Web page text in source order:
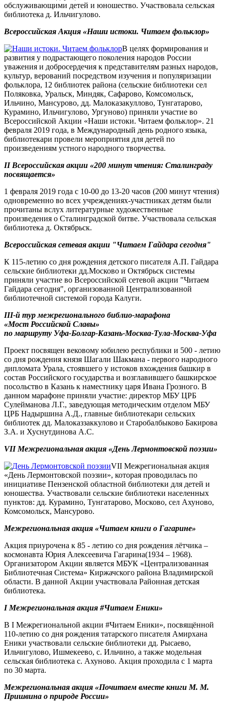
обслуживающими детей и юношество. Участвовала сельская
библиотека д. Ильчигулово.
Всероссийская Акция «Наши истоки. Читаем фольклор»
В целях формирования и
развития у подрастающего поколения народов России
уважения и добросердечия к представителям разных народов,
культур, верований посредством изучения и популяризации
фольклора, 12 библиотек района (сельские библиотеки сел
Поляковка, Уральск, Миндяк, Сафарово, Комсомольск,
Ильчино, Мансурово, дд. Малоказакуллово, Тунгатарово,
Курамино, Ильчигулово, Ургуново) приняли участие во
Всероссийской Акции «Наши истоки. Читаем фольклор». 21
февраля 2019 года, в Международный день родного языка,
библиотекари провели мероприятия для детей по
произведениям устного народного творчества.
II Всероссийская акции «200 минут чтения: Сталинграду
посвящается»
1 февраля 2019 года с 10-00 до 13-20 часов (200 минут чтения)
одновременно во всех учреждениях-участниках детям были
прочитаны вслух литературные художественные
произведения о Сталинградской битве. Участвовала сельская
библиотека д. Октябрьск.
Всероссийская сетевая акции "Читаем Гайдара сегодня"
К 115-летию со дня рождения детского писателя А.П. Гайдара
сельские библиотеки дд.Москово и Октябрьск системы
приняли участие во Всероссийской сетевой акции "Читаем
Гайдара сегодня", организованной Централизованной
библиотечной системой города Калуги.
III-й тyр межрегионального библио-марафона
«Мост Российской Славы»
по маршруту Уфа-Болгар-Казань-Москва-Тула-Москва-Уфа
Проект посвящен вековому юбилею республики и 500 - летию
со дня рождения князя Шагали Шакмана - первого народного
дипломата Урала, стоявшего у истоков вхождения башкир в
состав Российского государства и возглавившего башкирское
посольство в Казань к наместнику царя Ивана Грозного. В
данном марафоне приняли участие: директор МБУ ЦРБ
Сулейманова Л.Г., заведующая методическим отделом МБУ
ЦРБ Надыршина А.Д., главные библиотекари сельских
библиотек дд. Малоказзаккулово и Старобалбыково Бакирова
З.А. и Хуснутдинова А.С.
VII Межрегиональная акция «День Лермонтовской поэзии»
VII Межрегиональная акция
«День Лермонтовской поэзии», которая проводилась по
инициативе Пензенской областной библиотеки для детей и
юношества. Участвовали сельские библиотеки населенных
пунктов: дд. Курамино, Тунгатарово, Москово, сел Ахуново,
Комсомольск, Мансурово.
Межрегиональная акция «Читаем книги о Гагарине»
Акция приурочена к 85 - летию со дня рождения лётчика –
космонавта Юрия Алексеевича Гагарина(1934 – 1968).
Организатором Акции является МБУК «Централизованная
Библиотечная Система» Киржачского района Владимирской
области. В данной Акции участвовала Районная детская
библиотека.
I Межрегиональная акция #Читаем Еники»
В I Межрегиональной акции #Читаем Еники», посвящённой
110-летию со дня рождения татарского писателя Амирхана
Еники участвовали сельские библиотеки дд. Рысаево,
Ильчигулово, Ишмекеево, с. Ильчино, а также модельная
сельская библиотека с. Ахуново. Акция проходила с 1 марта
по 30 марта.
Межрегиональная акция «Почитаем вместе книги М. М.
Пришвина о природе России»